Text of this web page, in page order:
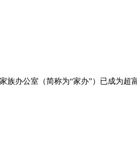
办公室（简称为“家办”）已成为超